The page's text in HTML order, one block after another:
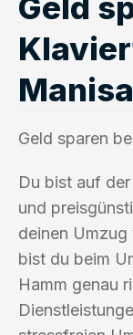
Manisa
Geld sparen
Du bist auf
und
deinen Umzug
bist du beim
Hamm genau